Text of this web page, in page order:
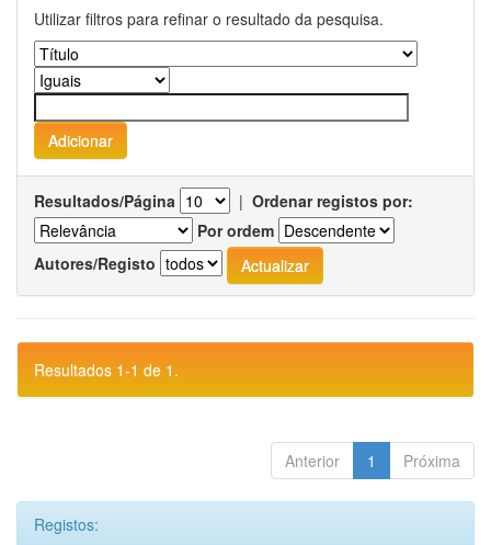
Utilizar filtros para refinar o resultado da pesquisa.
Resultados/Página | Ordenar registos por:
Por ordem
Autores/Registo
Resultados 1-1 de 1.
Anterior 1 Próxima
Registos: